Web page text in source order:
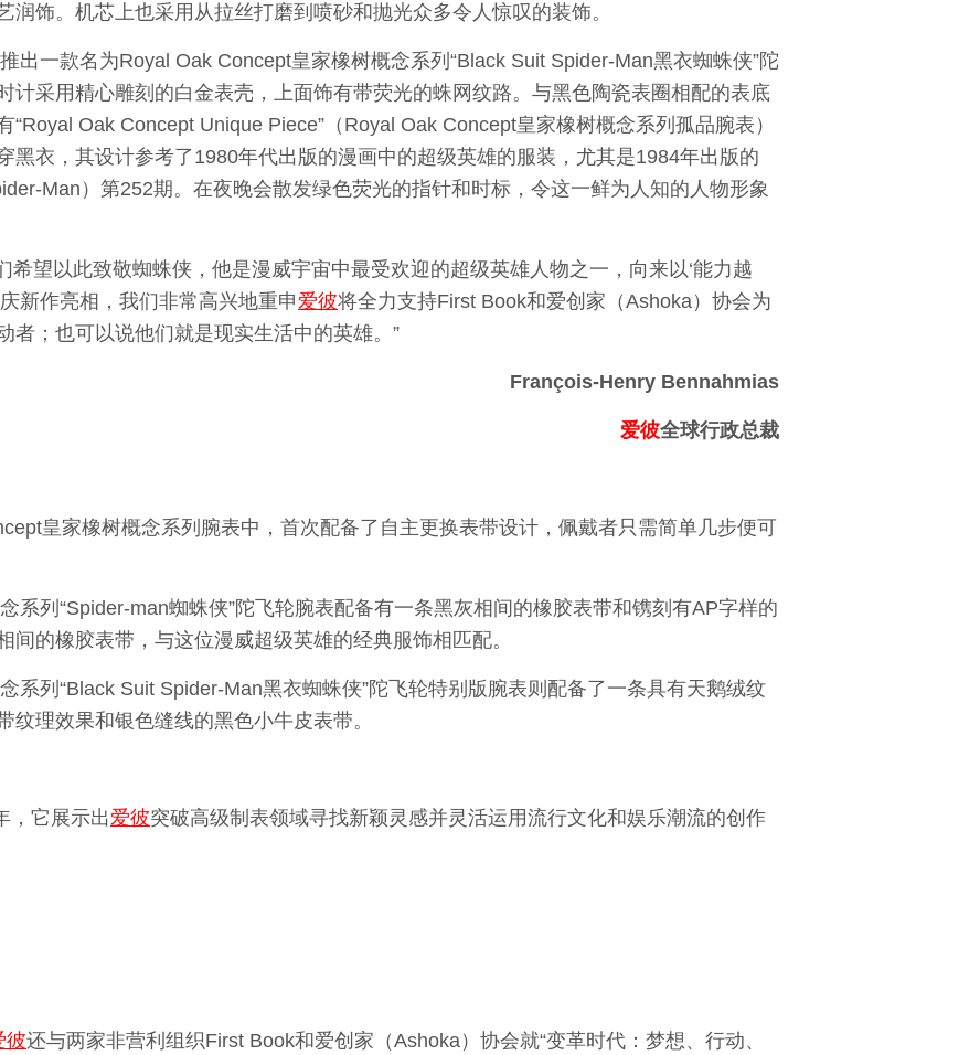
润饰。机芯上也采用从拉丝打磨到喷砂和抛光众多令人惊叹的装饰。
出一款名为Royal Oak Concept皇家橡树概念系列“Black Suit Spider-Man黑衣蜘蛛侠”陀
计采用精心雕刻的白金表壳，上面饰有带荧光的蛛网纹路。与黑色陶瓷表圈相配的表底
Oak Concept Unique Piece”（Royal Oak Concept皇家橡树概念系列孤品腕表）
黑衣，其设计参考了1980年代出版的漫画中的超级英雄的服装，尤其是1984年出版的
Man）第252期。在夜晚会散发绿色荧光的指针和时标，令这一鲜为人知的人物形象
希望以此致敬蜘蛛侠，他是漫威宇宙中最受欢迎的超级英雄人物之一，向来以‘能力越
新作亮相，我们非常高兴地重申爱彼将全力支持First Book和爱创家（Ashoka）协会为
者；也可以说他们就是现实生活中的英雄。”
François-Henry Bennahmias
爱彼全球行政总裁
皇家橡树概念系列腕表中，首次配备了自主更换表带设计，佩戴者只需简单几步便可
系列“Spider-man蜘蛛侠”陀飞轮腕表配备有一条黑灰相间的橡胶表带和镌刻有AP字样的
的橡胶表带，与这位漫威超级英雄的经典服饰相匹配。
系列“Black Suit Spider-Man黑衣蜘蛛侠”陀飞轮特别版腕表则配备了一条具有天鹅绒纹
理效果和银色缝线的黑色小牛皮表带。
，它展示出爱彼突破高级制表领域寻找新颖灵感并灵活运用流行文化和娱乐潮流的创作
彼还与两家非营利组织First Book和爱创家（Ashoka）协会就“变革时代：梦想、行动、